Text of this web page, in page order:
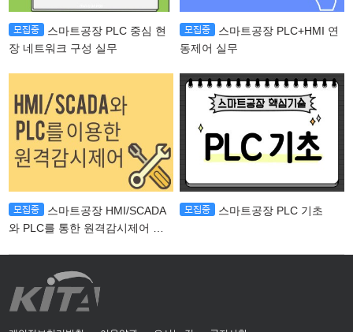
스마트공장 PLC 중심 현
장 네트워크 구성 실무
스마트공장 PLC+HMI 연
동제어 실무
스마트공장 HMI/SCADA
와 PLC를 통한 원격감시제어 실
스마트공장 PLC 기초